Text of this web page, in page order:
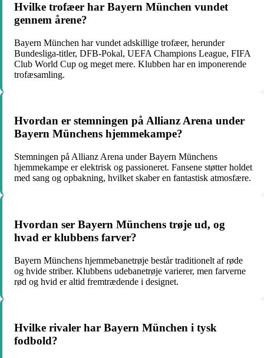
Hvilke trofæer har Bayern München vundet
gennem årene?
Bayern München har vundet adskillige trofæer, herunder
Bundesliga-titler, DFB-Pokal, UEFA Champions League, FIFA
Club World Cup og meget mere. Klubben har en imponerende
trofæsamling.
Hvordan er stemningen på Allianz Arena under
Bayern Münchens hjemmekampe?
Stemningen på Allianz Arena under Bayern Münchens
hjemmekampe er elektrisk og passioneret. Fansene støtter holdet
med sang og opbakning, hvilket skaber en fantastisk atmosfære.
Hvordan ser Bayern Münchens trøje ud, og
hvad er klubbens farver?
Bayern Münchens hjemmebanetrøje består traditionelt af røde
og hvide striber. Klubbens udebanetrøje varierer, men farverne
rød og hvid er altid fremtrædende i designet.
Hvilke rivaler har Bayern München i tysk
fodbold?